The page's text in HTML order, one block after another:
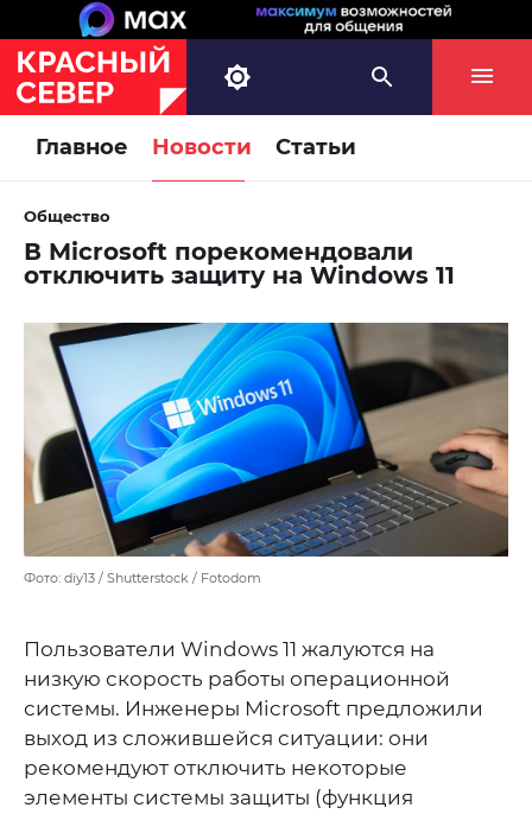
Главное Новости Статьи
Общество
В Microsoft порекомендовали
отключить защиту на Windows 11
Фото: diy13 / Shutterstock / Fotodom
Пользователи Windows 11 жалуются на
низкую скорость работы операционной
системы. Инженеры Microsoft предложили
выход из сложившейся ситуации: они
рекомендуют отключить некоторые
элементы системы защиты (функция